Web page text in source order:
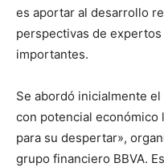
es aportar al desarrollo
perspectivas de
importantes.
Se abordó inicialmente
con potencial económico
para su despertar»,
grupo financiero BBVA.